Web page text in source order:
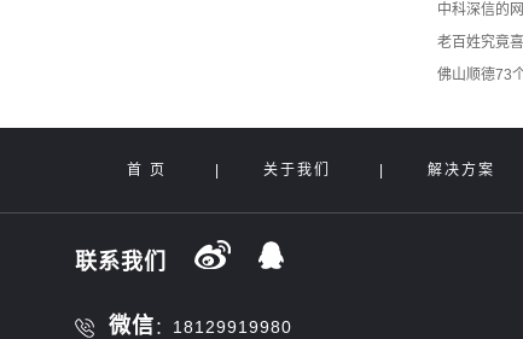
中科深信的
老百姓究竟
佛山顺德73
首 页 关于我们 解决方案
联系我们
微信：18129919980